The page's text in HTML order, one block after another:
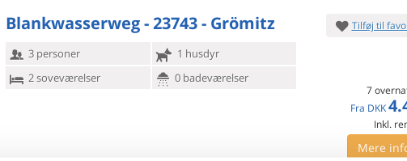
Blankwasserweg - 23743 - Grömitz
3 personer
1 husdyr
2 soveværelser
0 badeværelser
Tilføj til
7
Fra DKK
Inkl.
Mere